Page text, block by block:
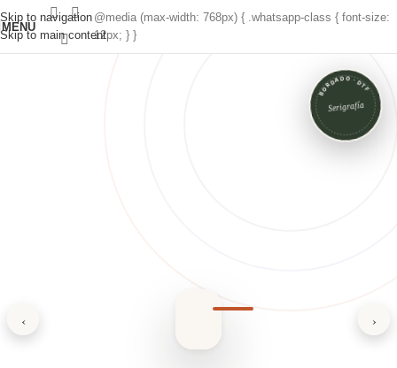
Skip to navigation
Skip to main content
MENU
@media (max-width: 768px) { .whatsapp-class { font-size:
12px; } }
BORDADO · DTF
Serigrafía
‹ ›